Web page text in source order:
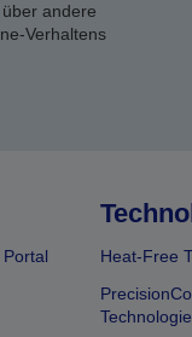
andere
Verhaltens
Heat-Free
Technologie